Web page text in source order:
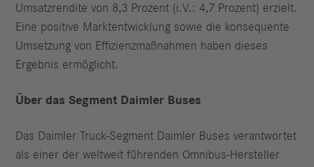
Umsatzrendite von 8,3 Prozent (i.V.: 4,7 Prozent) erzielt.
Eine positive Marktentwicklung sowie die konsequente
Umsetzung von Effizienzmaßnahmen haben dieses
Ergebnis ermöglicht.
Über das Segment Daimler Buses
Das Daimler Truck-Segment Daimler Buses verantwortet
als einer der weltweit führenden Omnibus-Hersteller